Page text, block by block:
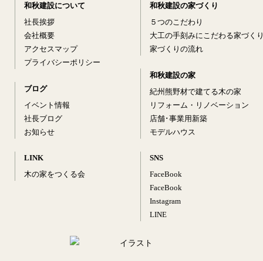
和秋建設について
社長挨拶
会社概要
アクセスマップ
プライバシーポリシー
ブログ
イベント情報
社長ブログ
お知らせ
LINK
木の家をつくる会
和秋建設の家づくり
５つのこだわり
大工の手刻みにこだわる家づく
家づくりの流れ
和秋建設の家
紀州熊野材で建てる木の家
リフォーム・リノベーション
店舗･事業用新築
モデルハウス
SNS
FaceBook
FaceBook
Instagram
LINE